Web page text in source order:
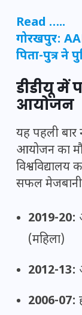
Read …..
गोरखपुर:
पिता-पुत्र ने
डीडीयू में
आयोजन
यह पहली
आयोजन का
विश्वविद्यालय
सफल
2019-20:
(महिला)
2012-13:
2006-07: